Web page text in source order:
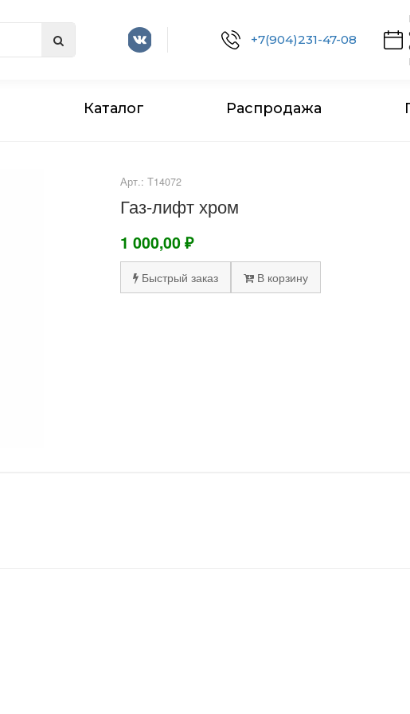
+7(904)231-47-08
Каталог Распродажа
Арт.: Т14072
Газ-лифт хром
1 000,00 ₽
Быстрый заказ В корзину